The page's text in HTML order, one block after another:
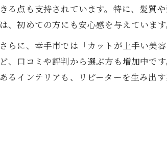
きる点も支持されています。特に、髪質
は、初めての方にも安心感を与えています
さらに、幸手市では「カットが上手い美
ど、口コミや評判から選ぶ方も増加中で
あるインテリアも、リピーターを生み出す